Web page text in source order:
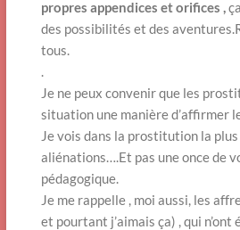
propres appendices et orifices ,
des possibilités et des
tous.
.
Je ne peux convenir que les
situation une manière d’affirmer
Je vois dans la prostitution la
aliénations….Et pas une once de
pédagogique.
Je me rappelle , moi aussi, les
et pourtant j’aimais ça) , qui